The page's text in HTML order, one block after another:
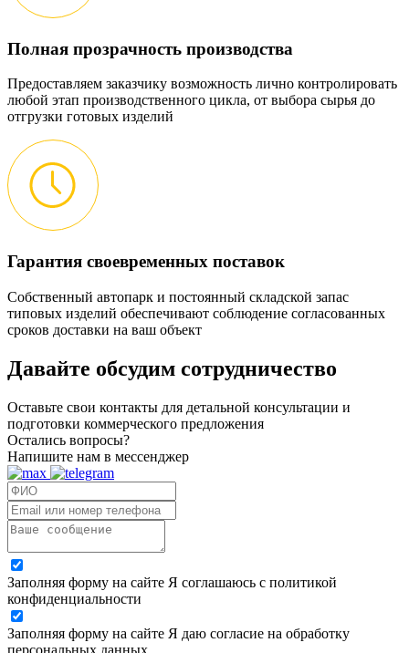
Полная прозрачность производства
Предоставляем заказчику возможность лично контролировать
любой этап производственного цикла, от выбора сырья до
отгрузки готовых изделий
Гарантия своевременных поставок
Собственный автопарк и постоянный складской запас
типовых изделий обеспечивают соблюдение согласованных
сроков доставки на ваш объект
Давайте обсудим сотрудничество
Оставьте свои контакты для детальной консультации и
подготовки коммерческого предложения
Остались вопросы?
Напишите нам в мессенджер
Заполняя форму на сайте Я соглашаюсь с политикой
конфиденциальности
Заполняя форму на сайте Я даю согласие на обработку
персональных данных.